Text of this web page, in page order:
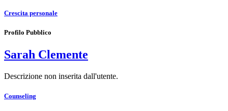
Crescita personale
Profilo Pubblico
Sarah Clemente
Descrizione non inserita dall'utente.
Counseling